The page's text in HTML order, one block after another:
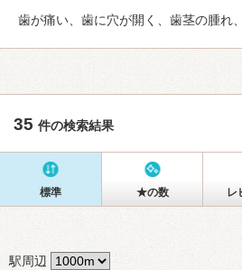
歯が痛い、歯に穴が開く、歯茎の腫れ
35 件の検索結果
標準 ★の数 レ
駅周辺